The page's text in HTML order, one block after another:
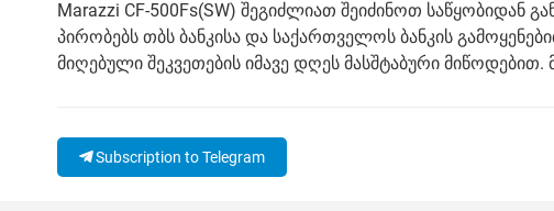
Marazzi CF-500Fs(SW) შეგიძლიათ შეიძინოთ საწყობიდან
პირობებს თბს ბანკისა და საქართველოს ბანკის
მიღებული შეკვეთების იმავე დღეს მასშტაბური მიწოდებით.
Subscription to Telegram